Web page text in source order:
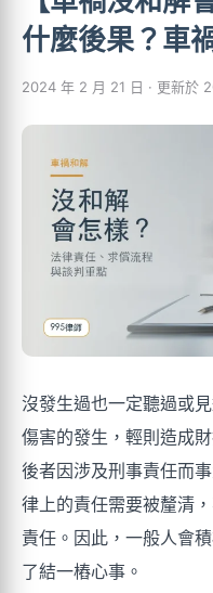
什麼後果？車
2024 年 2 月 21 日 · 更新於
沒發生過也一定聽過或
傷害的發生，輕則造成
後者因涉及刑事責任而
律上的責任需要被釐清
責任。因此，一般人會
了結一樁心事。